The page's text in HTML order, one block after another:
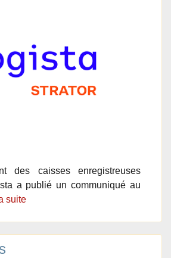
des caisses enregistreuses
a publié un communiqué au
suite